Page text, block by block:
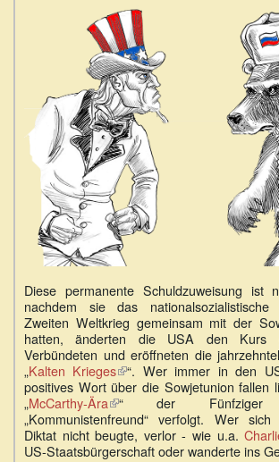
Diese permanente Schuldzuweisung ist
nachdem sie das nationalsozialistische
Zweiten Weltkrieg gemeinsam mit der
hatten, änderten die USA den Kurs
Verbündeten und eröffneten die
„Kalten Krieges(Link
ist
extern)
“. Wer immer in den
positives Wort über die Sowjetunion fallen
„McCarthy-Ära(Link
ist
extern)
“ der
„Kommunistenfreund“ verfolgt. Wer
Diktat nicht beugte, verlor - wie u.a.
US-Staatsbürgerschaft oder wanderte ins